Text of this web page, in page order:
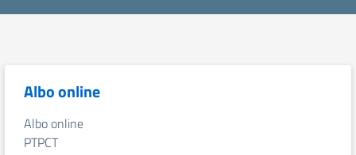
Albo online
Albo online
PTPCT